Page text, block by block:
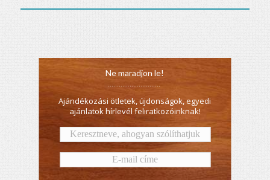
Ajándékozási ötletek, újdonságok, egyedi
ajánlatok hírlevél feliratkozóinknak!
Ne maradjon le!